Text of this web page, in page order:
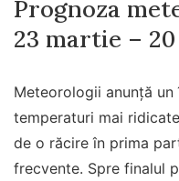
Prognoza
23 martie –
Meteorologii anunță
temperaturi mai
de o răcire în prima
frecvente. Spre finalul